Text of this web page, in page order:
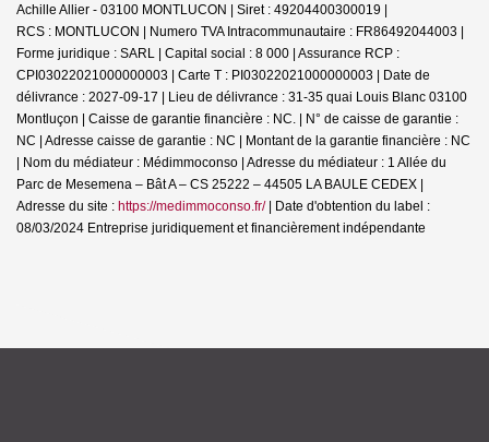
Achille Allier - 03100 MONTLUCON | Siret : 49204400300019 |
RCS : MONTLUCON | Numero TVA Intracommunautaire : FR86492044003 |
Forme juridique : SARL | Capital social : 8 000 | Assurance RCP :
CPI03022021000000003 | Carte T : PI03022021000000003 | Date de
délivrance : 2027-09-17 | Lieu de délivrance : 31-35 quai Louis Blanc 03100
Montluçon | Caisse de garantie financière : NC. | N° de caisse de garantie :
NC | Adresse caisse de garantie : NC | Montant de la garantie financière : NC
| Nom du médiateur : Médimmoconso | Adresse du médiateur : 1 Allée du
Parc de Mesemena – Bât A – CS 25222 – 44505 LA BAULE CEDEX |
Adresse du site : https://medimmoconso.fr/| Date d'obtention du label :
08/03/2024 Entreprise juridiquement et financièrement indépendante